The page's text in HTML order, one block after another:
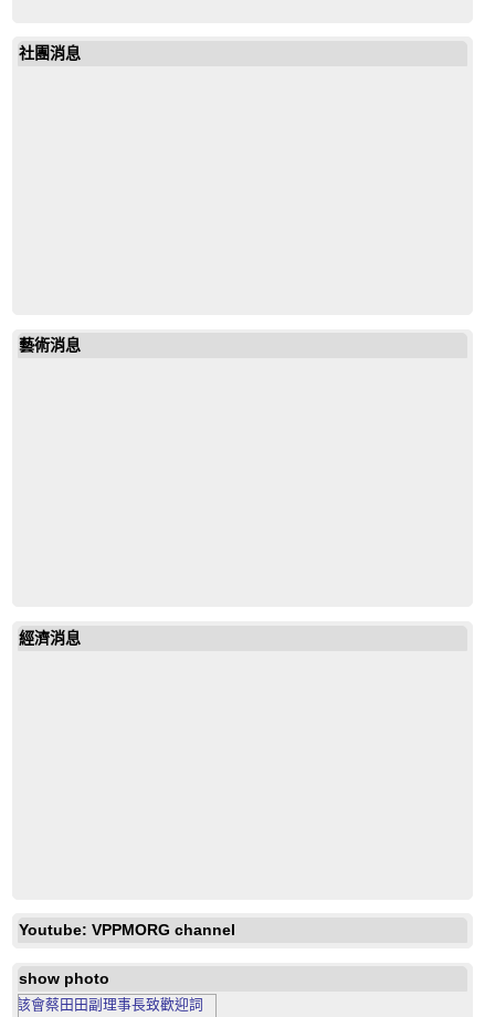
社團消息
藝術消息
經濟消息
Youtube: VPPMORG channel
show photo